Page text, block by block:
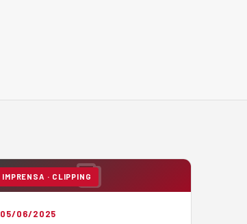
IMPRENSA · CLIPPING
05/06/2025